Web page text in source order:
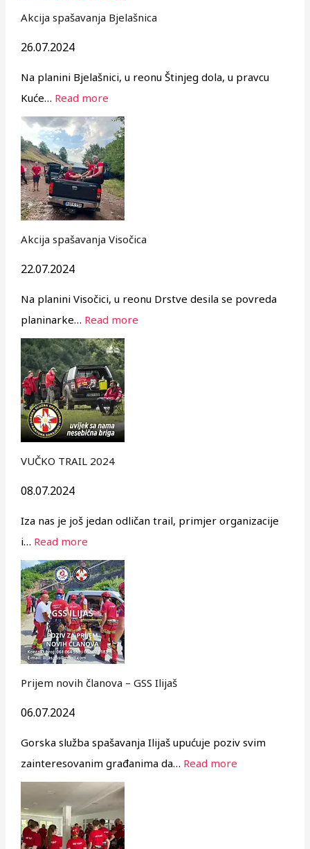
Akcija spašavanja Bjelašnica
26.07.2024
Na planini Bjelašnici, u reonu Štinjeg dola, u pravcu
Kuće… Read more
Akcija spašavanja Visočica
22.07.2024
Na planini Visočici, u reonu Drstve desila se povreda
planinarke… Read more
VUČKO TRAIL 2024
08.07.2024
Iza nas je još jedan odličan trail, primjer organizacije
i… Read more
Prijem novih članova – GSS Ilijaš
06.07.2024
Gorska služba spašavanja Ilijaš upućuje poziv svim
zainteresovanim građanima da… Read more